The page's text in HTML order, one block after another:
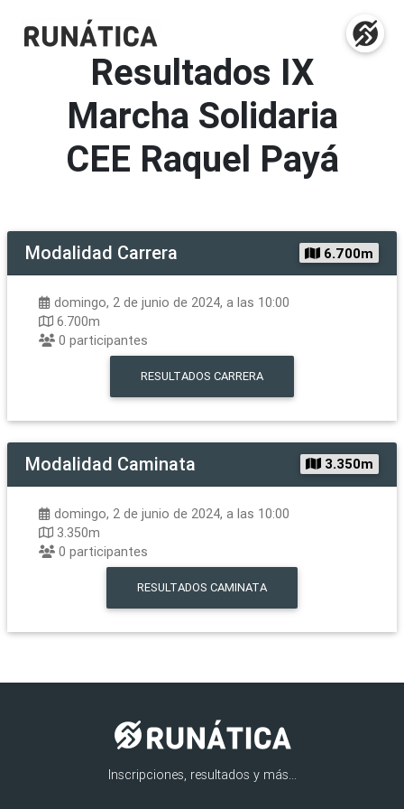
Resultados IX
Marcha Solidaria
CEE Raquel Payá
Modalidad Carrera 6.700m
domingo, 2 de junio de 2024, a las 10:00
6.700m
0 participantes
RESULTADOS CARRERA
Modalidad Caminata 3.350m
domingo, 2 de junio de 2024, a las 10:00
3.350m
0 participantes
RESULTADOS CAMINATA
Inscripciones, resultados y más...